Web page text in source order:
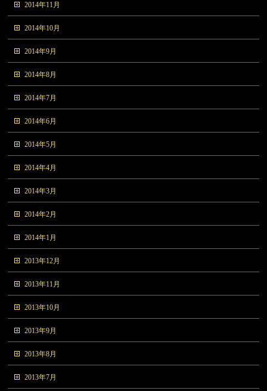
2014年11月
2014年10月
2014年9月
2014年8月
2014年7月
2014年6月
2014年5月
2014年4月
2014年3月
2014年2月
2014年1月
2013年12月
2013年11月
2013年10月
2013年9月
2013年8月
2013年7月